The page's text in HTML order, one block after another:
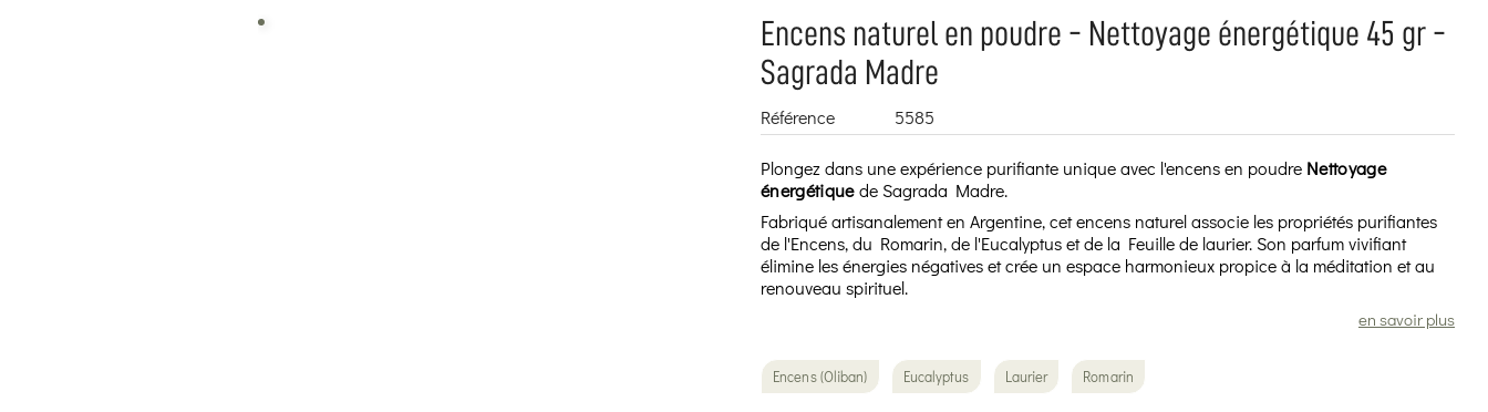
Encens naturel en poudre - Nettoyage énergétique 45 gr -
Sagrada Madre
Référence 5585
Plongez dans une expérience purifiante unique avec l'encens en poudre Nettoyage
énergétiquede Sagrada Madre.
Fabriqué artisanalement en Argentine, cet encens naturel associe les propriétés purifiantes
de l'Encens, du Romarin, de l'Eucalyptus et de la Feuille de laurier. Son parfum vivifiant
élimine les énergies négatives et crée un espace harmonieux propice à la méditation et au
renouveau spirituel.
en savoir plus
Encens (Oliban) Eucalyptus Laurier Romarin